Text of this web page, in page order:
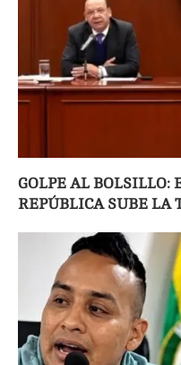
GOLPE AL BOLSILLO:
REPÚBLICA SUBE LA